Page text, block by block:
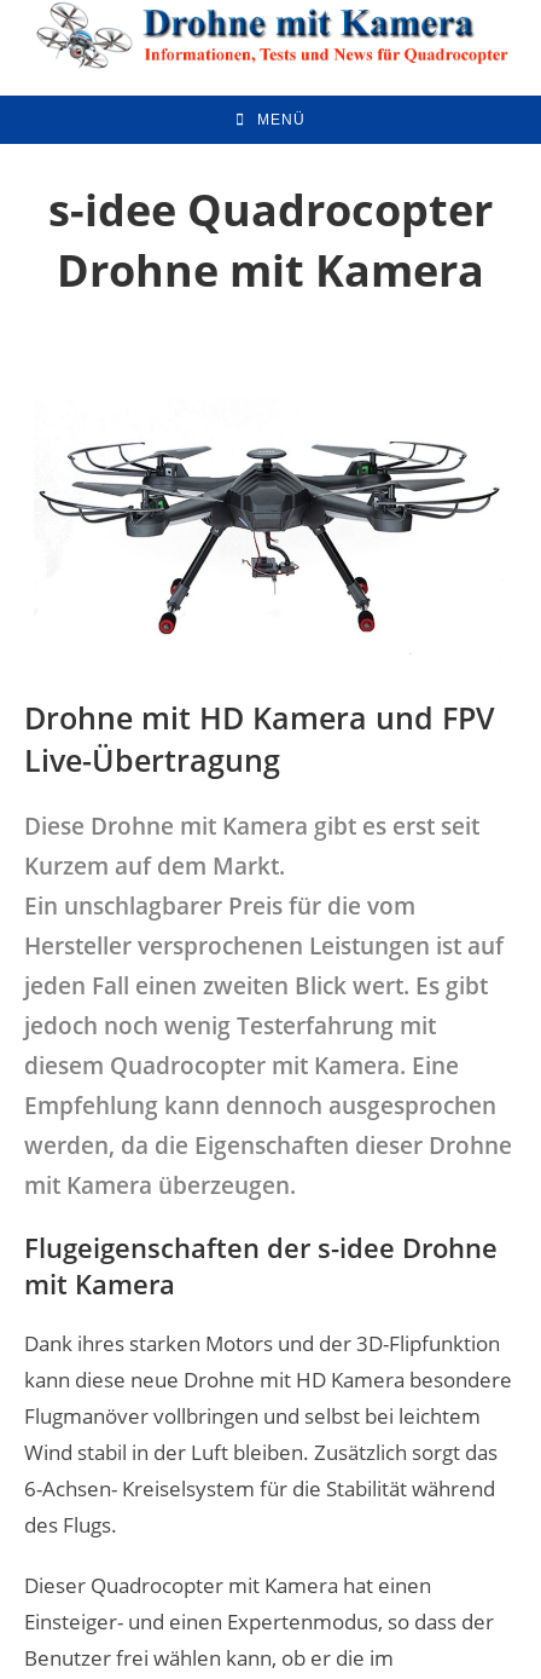
Inhalt
MENÜ
s-idee Quadrocopter
Drohne mit Kamera
Drohne mit HD Kamera und FPV
Live-Übertragung
Diese Drohne mit Kamera gibt es erst seit
Kurzem auf dem Markt.
Ein unschlagbarer Preis für die vom
Hersteller versprochenen Leistungen ist auf
jeden Fall einen zweiten Blick wert. Es gibt
jedoch noch wenig Testerfahrung mit
diesem Quadrocopter mit Kamera. Eine
Empfehlung kann dennoch ausgesprochen
werden, da die Eigenschaften dieser Drohne
mit Kamera überzeugen.
Flugeigenschaften der s-idee Drohne
mit Kamera
Dank ihres starken Motors und der 3D-Flipfunktion
kann diese neue Drohne mit HD Kamera besondere
Flugmanöver vollbringen und selbst bei leichtem
Wind stabil in der Luft bleiben. Zusätzlich sorgt das
6-Achsen- Kreiselsystem für die Stabilität während
des Flugs.
Dieser Quadrocopter mit Kamera hat einen
Einsteiger- und einen Expertenmodus, so dass der
Benutzer frei wählen kann, ob er die im